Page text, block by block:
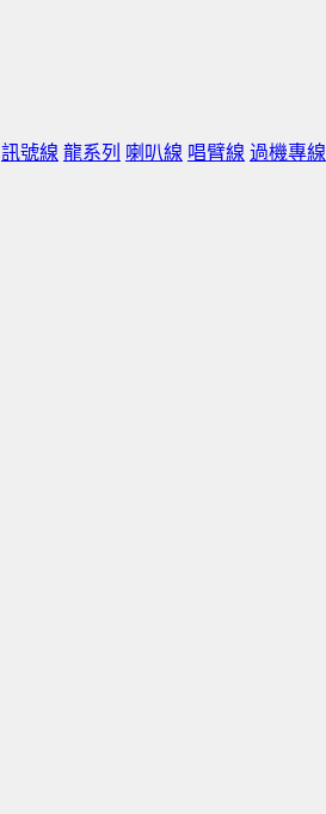
訊號線 龍系列 喇叭線 唱臂線 過機專線